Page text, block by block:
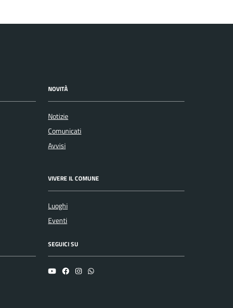
NOVITÀ
Notizie
Comunicati
Avvisi
VIVERE IL COMUNE
Luoghi
Eventi
SEGUICI SU
YouTubeFacebookInstagramWhatsapp